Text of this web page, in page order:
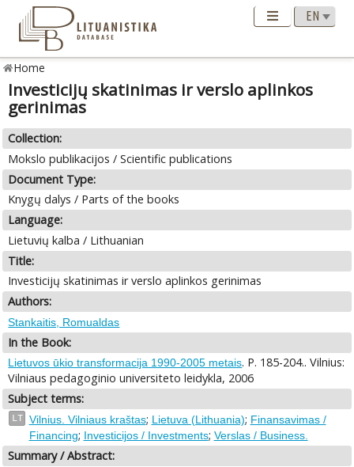
Home
Investicijų skatinimas ir verslo aplinkos
gerinimas
Collection:
Mokslo publikacijos / Scientific publications
Document Type:
Knygų dalys / Parts of the books
Language:
Lietuvių kalba / Lithuanian
Title:
Investicijų skatinimas ir verslo aplinkos gerinimas
Authors:
Stankaitis, Romualdas
In the Book:
Lietuvos ūkio transformacija 1990-2005 metais. P. 185-204.. Vilnius:
Vilniaus pedagoginio universiteto leidykla, 2006
Subject terms:
LT Vilnius. Vilniaus kraštas; Lietuva (Lithuania); Finansavimas /
Financing; Investicijos / Investments; Verslas / Business.
Summary / Abstract: